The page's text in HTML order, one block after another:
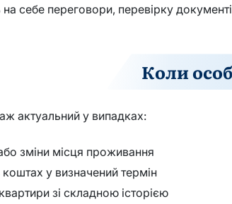
на себе переговори, перевірку
Коли
актуальний у випадках:
зміни місця проживання
у визначений термін
зі складною історією